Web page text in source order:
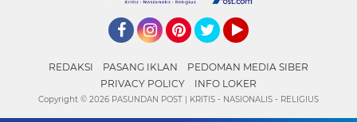
REDAKSI PASANG IKLAN
PEDOMAN MEDIA SIBER
PRIVACY POLICY
INFO LOKER
Copyright © 2026 PASUNDAN POST | KRITIS - NASIONALIS - RELIGIUS